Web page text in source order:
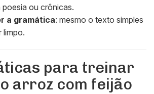
ou crônicas.
a gramática: mesmo o texto simples
limpo.
para treinar
arroz com feijão